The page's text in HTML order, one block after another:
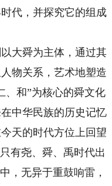
代，并探究它的组成
大舜为主体，通过其
物关系，艺术地塑造
、和”为核心的舜文化
中华民族的历史记忆
天的时代方位上回望
有尧、舜、禹时代出
，无异于重鼓响雷，